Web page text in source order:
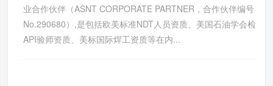
业合作伙伴（ASNT CORPORATE PARTNER，合作伙伴编号
No.290680）,是包括欧美标准NDT人员资质、美国石油学会检
API验师资质、美标国际焊工资质等在内...